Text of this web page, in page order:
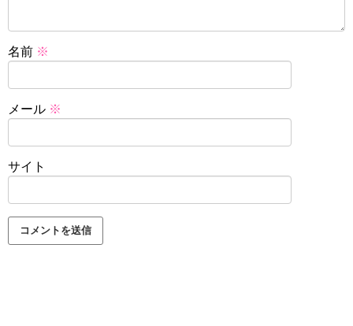
名前 ※
メール ※
サイト